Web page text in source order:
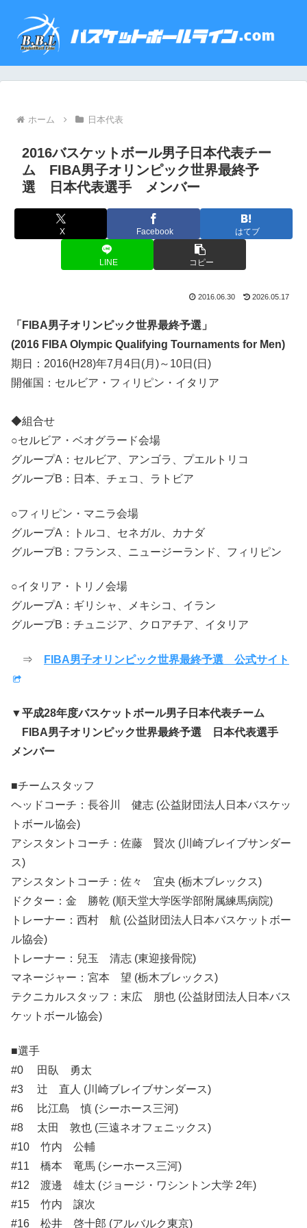
ホーム 日本代表
2016バスケットボール男子日本代表チー
ム FIBA男子オリンピック世界最終予
選 日本代表選手 メンバー
X Facebook はてブ
LINE コピー
2016.06.30 2026.05.17
「FIBA男子オリンピック世界最終予選」
(2016 FIBA Olympic Qualifying Tournaments for Men)
期日：2016(H28)年7月4日(月)～10日(日)
開催国：セルビア・フィリピン・イタリア
◆組合せ
○セルビア・ベオグラード会場
グループA：セルビア、アンゴラ、プエルトリコ
グループB：日本、チェコ、ラトビア
○フィリピン・マニラ会場
グループA：トルコ、セネガル、カナダ
グループB：フランス、ニュージーランド、フィリピン
○イタリア・トリノ会場
グループA：ギリシャ、メキシコ、イラン
グループB：チュニジア、クロアチア、イタリア
⇒ FIBA男子オリンピック世界最終予選 公式サイト
▼平成28年度バスケットボール男子日本代表チーム
FIBA男子オリンピック世界最終予選 日本代表選手
メンバー
■チームスタッフ
ヘッドコーチ：長谷川 健志 (公益財団法人日本バスケッ
トボール協会)
アシスタントコーチ：佐藤 賢次 (川崎ブレイブサンダー
ス)
アシスタントコーチ：佐々 宜央 (栃木ブレックス)
ドクター：金 勝乾 (順天堂大学医学部附属練馬病院)
トレーナー：西村 航 (公益財団法人日本バスケットボー
ル協会)
トレーナー：兒玉 清志 (東迎接骨院)
マネージャー：宮本 望 (栃木ブレックス)
テクニカルスタッフ：末広 朋也 (公益財団法人日本バス
ケットボール協会)
■選手
#0 田臥 勇太
#3 辻 直人 (川崎ブレイブサンダース)
#6 比江島 慎 (シーホース三河)
#8 太田 敦也 (三遠ネオフェニックス)
#10 竹内 公輔
#11 橋本 竜馬 (シーホース三河)
#12 渡邊 雄太 (ジョージ・ワシントン大学 2年)
#15 竹内 譲次
#16 松井 啓十郎 (アルバルク東京)